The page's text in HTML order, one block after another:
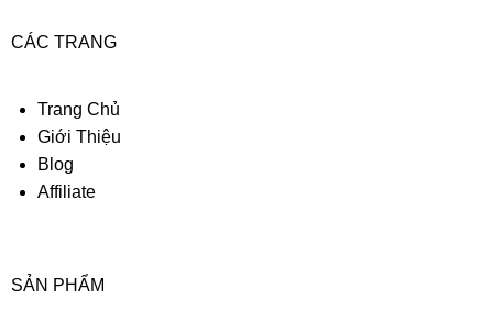
CÁC TRANG
Trang Chủ
Giới Thiệu
Blog
Affiliate
SẢN PHẨM